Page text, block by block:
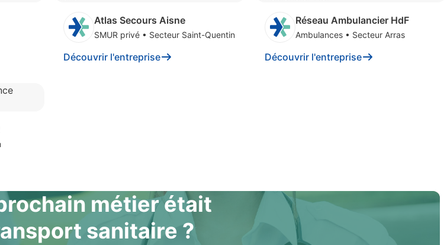
Atlas Secours Aisne
SMUR privé • Secteur Saint-Quentin
Découvrir l'entreprise
Réseau Ambulancier HdF
Ambulances • Secteur Arras
Découvrir l'entreprise
métier était
sanitaire ?